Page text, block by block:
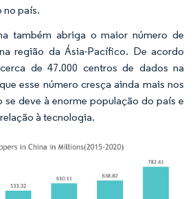
no país.
também abriga o maior número de
região da Ásia-Pacífico. De acordo
de 47.000 centros de dados na
esse número cresça ainda mais nos
se deve à enorme população do país e
à tecnologia.